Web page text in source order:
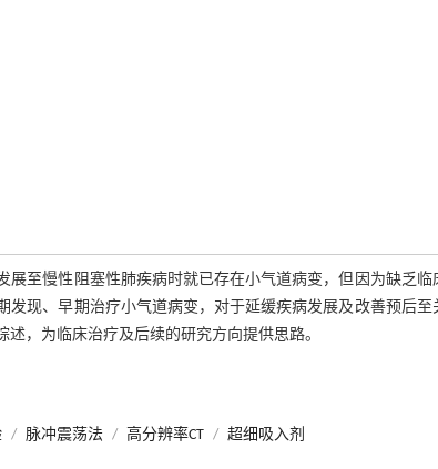
至慢性阻塞性肺疾病时就已存在小气道病变，但因为缺乏
现、早期治疗小气道病变，对于延缓疾病发展及改善预后
，为临床治疗及后续的研究方向提供思路。
/ 脉冲震荡法 / 高分辨率CT / 超细吸入剂